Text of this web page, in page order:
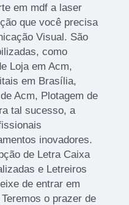
em mdf a laser
que você precisa
Visual. São
como
Loja em Acm,
em Brasília,
Acm, Plotagem de
tal sucesso, a
inovadores.
de Letra Caixa
e Letreiros
de entrar em
o prazer de